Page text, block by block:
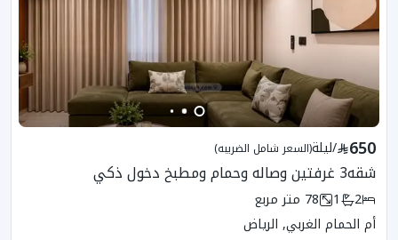
650
/ليلة(السعر شامل الضريبه)
شقه3 غرفتين وصاله وحمام ومطبخ دخول ذكي
2
1
78 متر مربع
أم الحمام الغربي, الرياض